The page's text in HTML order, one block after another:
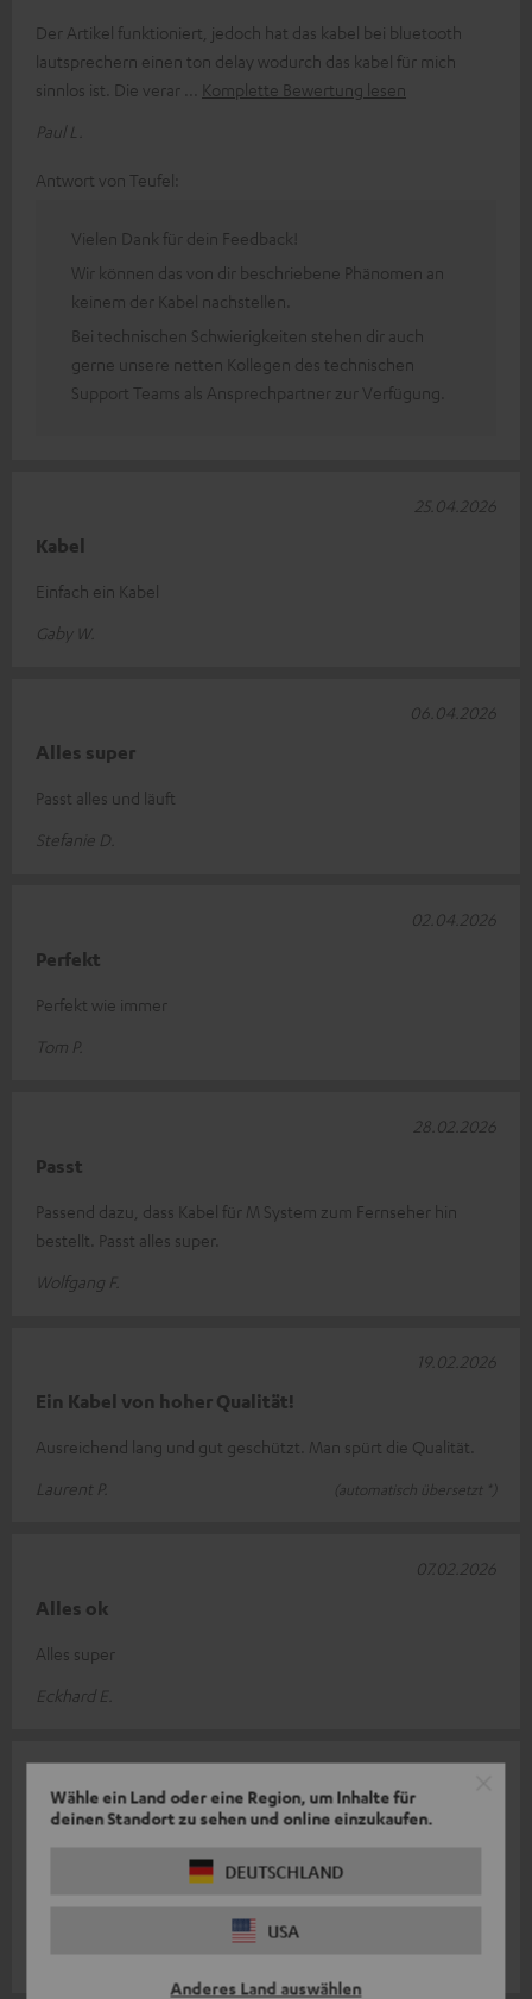
Wähle ein Land oder eine Region, um Inhalte für
deinen Standort zu sehen und online einzukaufen.
DEUTSCHLAND
USA
Anderes Land auswählen
Der Artikel funktioniert, jedoch hat das kabel bei bluetooth
lautsprechern einen ton delay wodurch das kabel für mich
sinnlos ist. Die verar
Komplette Bewertung lesen
Paul L.
Antwort von Teufel:
Vielen Dank für dein Feedback!
Wir können das von dir beschriebene Phänomen an
keinem der Kabel nachstellen.
Bei technischen Schwierigkeiten stehen dir auch
gerne unsere netten Kollegen des technischen
Support Teams als Ansprechpartner zur Verfügung.
Kabel
Einfach ein Kabel
Gaby W.
25.04.2026
Alles super
Passt alles und läuft
Stefanie D.
06.04.2026
Perfekt
Perfekt wie immer
Tom P.
02.04.2026
Passt
Passend dazu, dass Kabel für M System zum Fernseher hin
bestellt. Passt alles super.
Wolfgang F.
28.02.2026
Ein Kabel von hoher Qualität!
Ausreichend lang und gut geschützt. Man spürt die Qualität.
Laurent P.
(automatisch übersetzt *)
19.02.2026
Alles ok
Alles super
Eckhard E.
07.02.2026
Sehr gut!
Ich bin super zufrieden mit den Produkten von Teufel. Tolles
Design, super Qualität, ein wirklich echtes deutsches